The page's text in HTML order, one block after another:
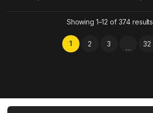
Showing 1–12 of 374 results
1 2 3 … 32